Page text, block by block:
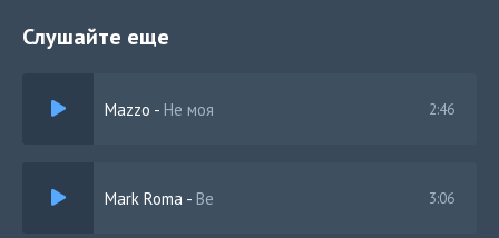
Слушайте еще
Mazzo - Не моя 2:46
Mark Roma - Be 3:06